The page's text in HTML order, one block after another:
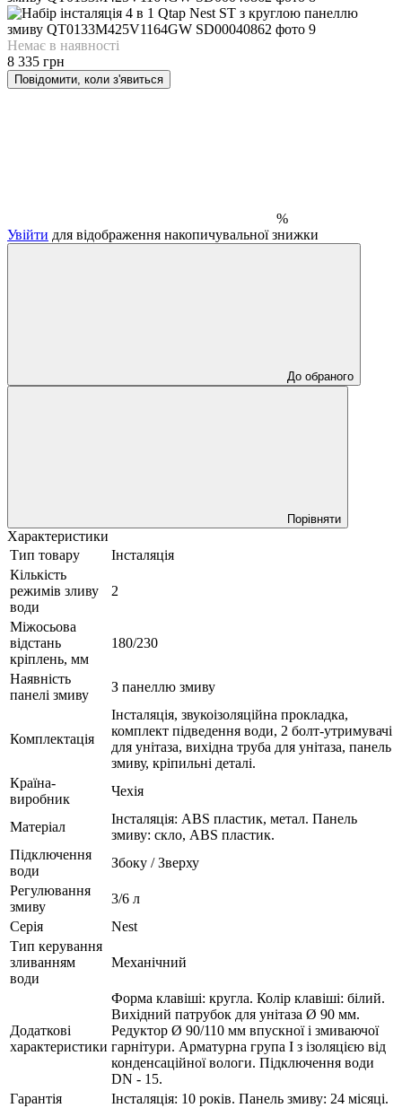
Немає в наявності
8 335 грн
Повідомити, коли з'явиться
%
Увійти для відображення накопичувальної знижки
До обраного
Порівняти
Характеристики
Тип товару
Інсталяція
Кількість
режимів зливу
води
2
Міжосьова
відстань
кріплень, мм
180/230
Наявність
панелі змиву
З панеллю змиву
Комплектація
Інсталяція, звукоізоляційна прокладка,
комплект підведення води, 2 болт-утримувачі
для унітаза, вихідна труба для унітаза, панель
змиву, кріпильні деталі.
Країна-
виробник
Чехія
Матеріал
Інсталяція: ABS пластик, метал. Панель
змиву: скло, ABS пластик.
Підключення
води
Збоку / Зверху
Регулювання
змиву
3/6 л
Серія
Nest
Тип керування
зливанням
води
Механічний
Додаткові
характеристики
Форма клавіші: кругла. Колір клавіші: білий.
Вихідний патрубок для унітаза Ø 90 мм.
Редуктор Ø 90/110 мм впускної і змиваючої
гарнітури. Арматурна група I з ізоляцією від
конденсаційної вологи. Підключення води
DN - 15.
Гарантія
Інсталяція: 10 років. Панель змиву: 24 місяці.